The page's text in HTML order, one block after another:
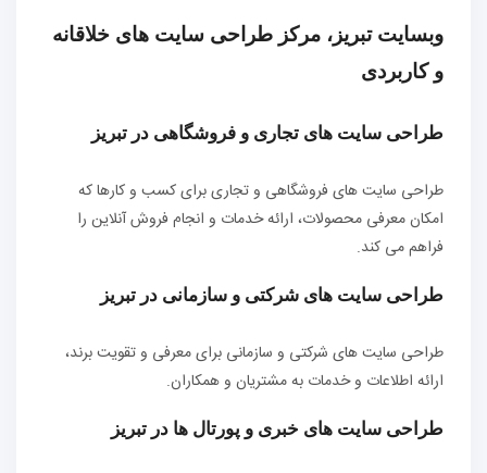
وبسایت تبریز، مرکز طراحی سایت های خلاقانه
و کاربردی
طراحی سایت های تجاری و فروشگاهی در تبریز
طراحی سایت های فروشگاهی و تجاری برای کسب و کارها که
امکان معرفی محصولات، ارائه خدمات و انجام فروش آنلاین را
فراهم می کند.
طراحی سایت های شرکتی و سازمانی در تبریز
طراحی سایت های شرکتی و سازمانی برای معرفی و تقویت برند،
ارائه اطلاعات و خدمات به مشتریان و همکاران.
طراحی سایت های خبری و پورتال ها در تبریز